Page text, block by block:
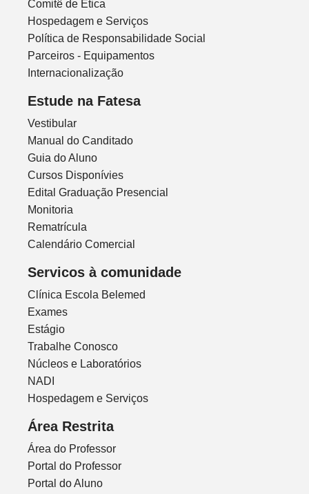
Comitê de Ética
Hospedagem e Serviços
Política de Responsabilidade Social
Parceiros - Equipamentos
Internacionalização
Estude na Fatesa
Vestibular
Manual do Canditado
Guia do Aluno
Cursos Disponívies
Edital Graduação Presencial
Monitoria
Rematrícula
Calendário Comercial
Servicos à comunidade
Clínica Escola Belemed
Exames
Estágio
Trabalhe Conosco
Núcleos e Laboratórios
NADI
Hospedagem e Serviços
Área Restrita
Área do Professor
Portal do Professor
Portal do Aluno